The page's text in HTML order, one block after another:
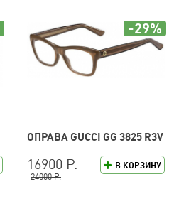
ОПРАВА GUCCI GG 3825 R3V
В КОРЗИНУ
16900 Р.
24000 Р.
-29%